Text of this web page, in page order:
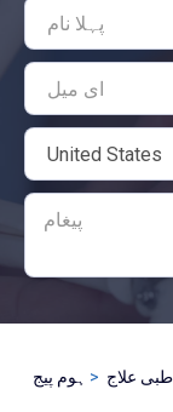
ہوم پیج طبی علاج